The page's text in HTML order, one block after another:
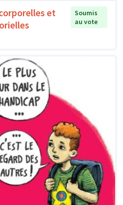
et
Soumis
au vote